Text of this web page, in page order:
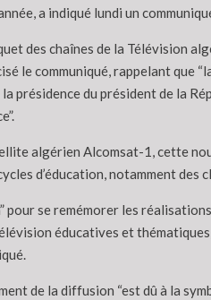
a indiqué lundi un
des chaînes de la Télévision
le communiqué, rappelant que
présidence du président de la
algérien Alcomsat-1, cette
d’éducation, notamment des
se remémorer les
éducatives et
de la diffusion “est dû à la